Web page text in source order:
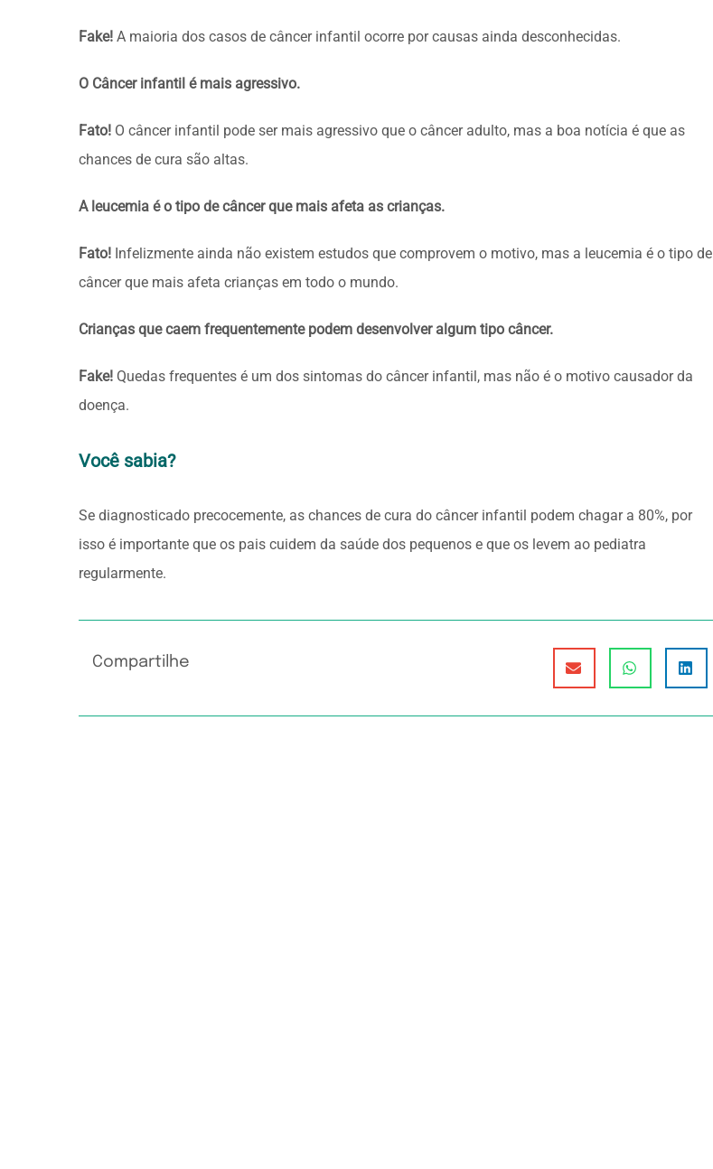
Fake! A maioria dos casos de câncer infantil ocorre por causas ainda desconhecidas.
O Câncer infantil é mais agressivo.
Fato! O câncer infantil pode ser mais agressivo que o câncer adulto, mas a boa notícia é que as
chances de cura são altas.
A leucemia é o tipo de câncer que mais afeta as crianças.
Fato! Infelizmente ainda não existem estudos que comprovem o motivo, mas a leucemia é o tipo de
câncer que mais afeta crianças em todo o mundo.
Crianças que caem frequentemente podem desenvolver algum tipo câncer.
Fake! Quedas frequentes é um dos sintomas do câncer infantil, mas não é o motivo causador da
doença.
Você sabia?
Se diagnosticado precocemente, as chances de cura do câncer infantil podem chagar a 80%, por
isso é importante que os pais cuidem da saúde dos pequenos e que os levem ao pediatra
regularmente.
Compartilhe